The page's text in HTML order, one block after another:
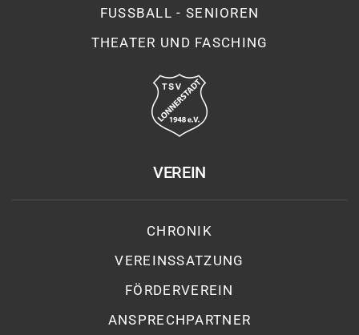
FUSSBALL - SENIOREN
THEATER UND FASCHING
VEREIN
CHRONIK
VEREINSSATZUNG
FÖRDERVEREIN
ANSPRECHPARTNER